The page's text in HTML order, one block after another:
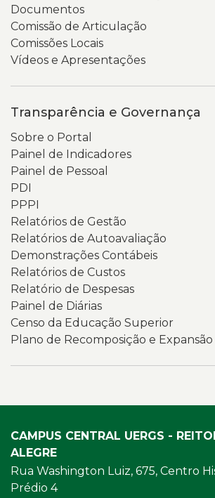
Documentos
Comissão de Articulação
Comissões Locais
Vídeos e Apresentações
Transparência e Governança
Sobre o Portal
Painel de Indicadores
Painel de Pessoal
PDI
PPPI
Relatórios de Gestão
Relatórios de Autoavaliação
Demonstrações Contábeis
Relatórios de Custos
Relatório de Despesas
Painel de Diárias
Censo da Educação Superior
Plano de Recomposição e Expansão
CAMPUS CENTRAL UERGS -
ALEGRE
Rua Washington Luiz, 675, Centro
Prédio 4